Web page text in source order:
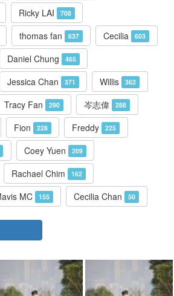
Ricky LAI 708
thomas fan 637 Cecilia 603
Daniel Chung 465
Jessica Chan 371 Willis 362
Tracy Fan 290 岑志偉 288
Fion 228 Freddy 225
Coey Yuen 209
Rachael Chim 162
MC 155 Cecilia Chan 50